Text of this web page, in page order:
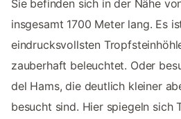
Sie befinden sich in der Nähe
insgesamt 1700 Meter lang. Es
eindrucksvollsten
zauberhaft beleuchtet. Oder
del Hams, die deutlich kleiner
besucht sind. Hier spiegeln sich